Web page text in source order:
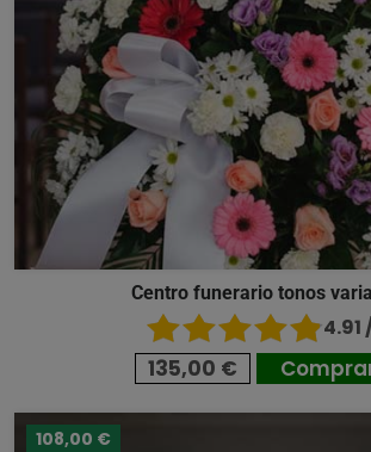
Centro funerario tonos
4.91
135,00 €
108,00 €